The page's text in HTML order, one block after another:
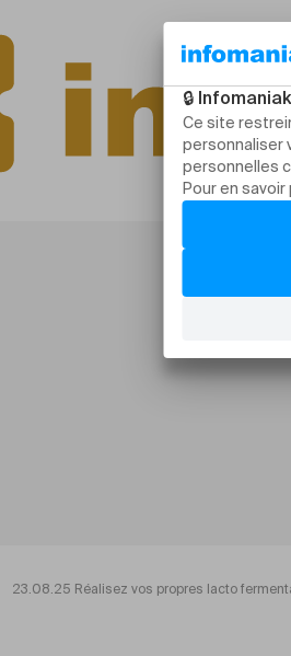
23.08.25 Réalisez vos propres lacto